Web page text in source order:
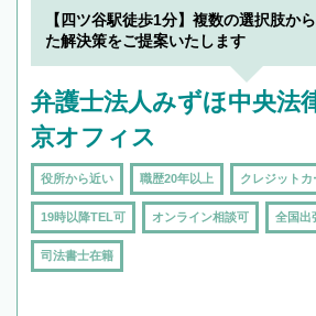
【四ツ谷駅徒歩1分】複数の選択肢か
た解決策をご提案いたします
弁護士法人みずほ中央
京オフィス
役所から近い 職歴20年以上 クレジットカ
19時以降TEL可 オンライン相談可 全国出
司法書士在籍